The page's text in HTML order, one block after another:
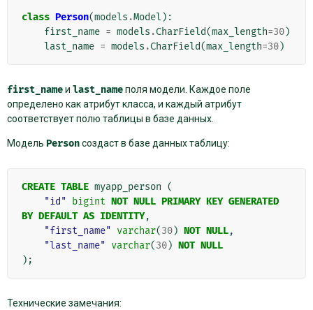
class Person(models .Model ):
first_name = models .CharField(max_length=30)
last_name = models .CharField(max_length=30)
first_nameи last_nameполя модели. Каждое поле
определено как атрибут класса, и каждый атрибут
соответствует полю таблицы в базе данных.
Модель Personсоздаст в базе данных таблицу:
CREATE TABLE myapp_person (
"id"
bigint NOT NULL PRIMARY KEY GENERATED
BY DEFAULT AS IDENTITY,
"first_name"
varchar(30) NOT NULL,
"last_name"
varchar(30) NOT NULL
);
Технические замечания: